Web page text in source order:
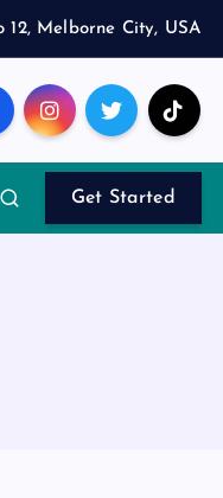
12, Melborne City, USA
Get Started